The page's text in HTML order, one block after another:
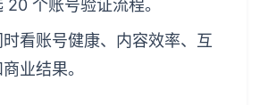
20 个账号验证流程。
看账号健康、内容效率、互
业结果。